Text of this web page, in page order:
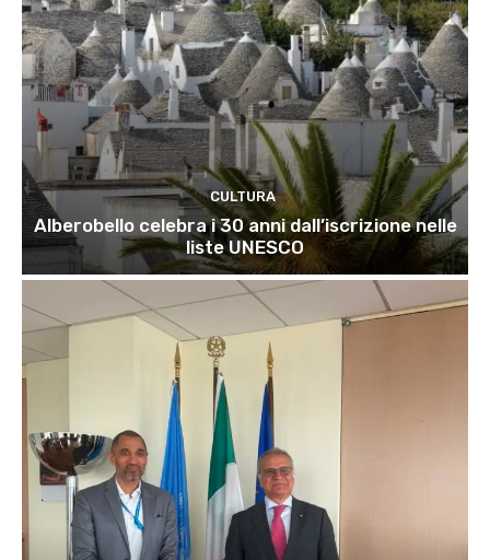
CULTURA
Alberobello celebra i 30 anni dall’iscrizione nelle
liste UNESCO